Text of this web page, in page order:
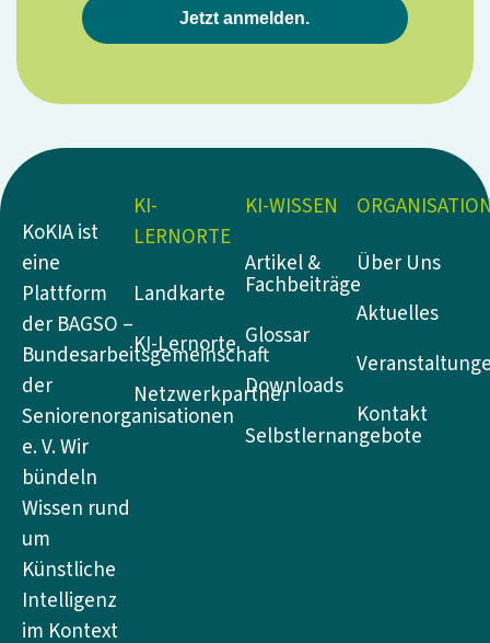
Jetzt anmelden.
KoKIA ist
eine
Plattform
der BAGSO –
Bundesarbeitsgemeinschaft
der
Seniorenorganisationen
e. V. Wir
bündeln
Wissen rund
um
Künstliche
Intelligenz
im Kontext
KI-
LERNORTE
Landkarte
KI-Lernorte
Netzwerkpartner
KI-WISSEN
Artikel &
Fachbeiträge
Glossar
Downloads
Selbstlernangebote
Über Uns
Aktuelles
Kontakt